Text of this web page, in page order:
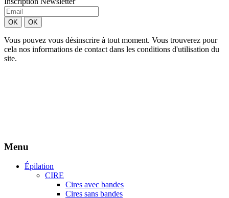
Vous pouvez vous désinscrire à tout moment. Vous trouverez pour
cela nos informations de contact dans les conditions d'utilisation du
site.
Menu
Épilation
CIRE
Cires avec bandes
Cires sans bandes